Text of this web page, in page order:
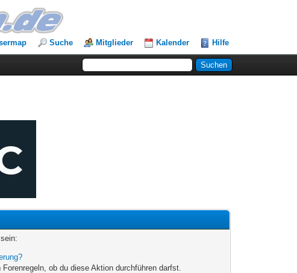
Suche Mitglieder Kalender Hilfe
ob du diese Aktion durchführen darfst.